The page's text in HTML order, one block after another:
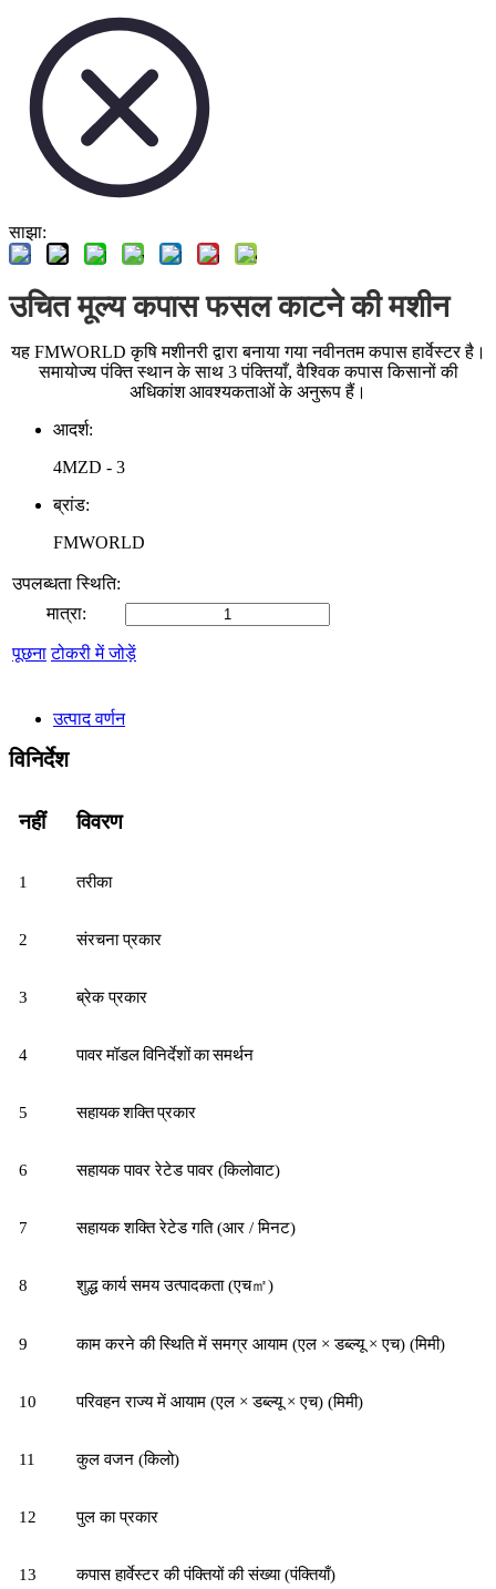
साझा:
उचित मूल्य कपास फसल काटने की मशीन
यह FMWORLD कृषि मशीनरी द्वारा बनाया गया नवीनतम कपास हार्वेस्टर है।
समायोज्य पंक्ति स्थान के साथ 3 पंक्तियाँ, वैश्विक कपास किसानों की
अधिकांश आवश्यकताओं के अनुरूप हैं।
आदर्श:
4MZD - 3
ब्रांड:
FMWORLD
उपलब्धता स्थिति:
मात्रा:
पूछना टोकरी में जोड़ें
उत्पाद वर्णन
विनिर्देश
नहीं विवरण
1 तरीका
2 संरचना प्रकार
3 ब्रेक प्रकार
4 पावर मॉडल विनिर्देशों का समर्थन
5 सहायक शक्ति प्रकार
6 सहायक पावर रेटेड पावर (किलोवाट)
7 सहायक शक्ति रेटेड गति (आर / मिनट)
8 शुद्ध कार्य समय उत्पादकता (एच㎡)
9 काम करने की स्थिति में समग्र आयाम (एल × डब्ल्यू × एच) (मिमी)
10 परिवहन राज्य में आयाम (एल × डब्ल्यू × एच) (मिमी)
11 कुल वजन (किलो)
12 पुल का प्रकार
13 कपास हार्वेस्टर की पंक्तियों की संख्या (पंक्तियाँ)